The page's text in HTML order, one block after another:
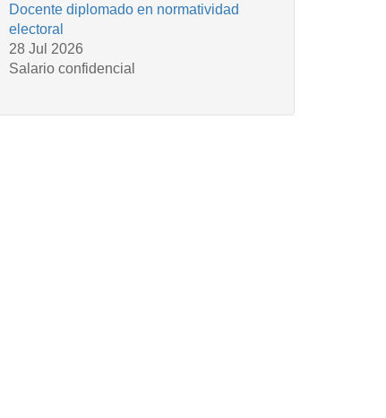
Docente diplomado en normatividad
electoral
28 Jul 2026
Salario confidencial